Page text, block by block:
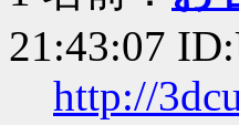
21:43:07
http://